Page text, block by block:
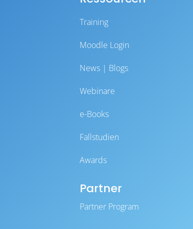
Training
Moodle Login
News | Blogs
Webinare
e-Books
Fallstudien
Awards
Partner
Partner Program